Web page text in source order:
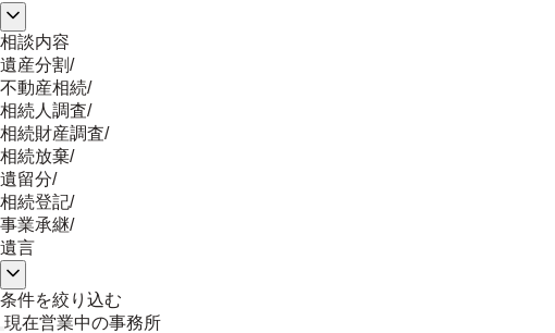
相談内容
遺産分割/
不動産相続/
相続人調査/
相続財産調査/
相続放棄/
遺留分/
相続登記/
事業承継/
遺言
条件を絞り込む
現在営業中の事務所